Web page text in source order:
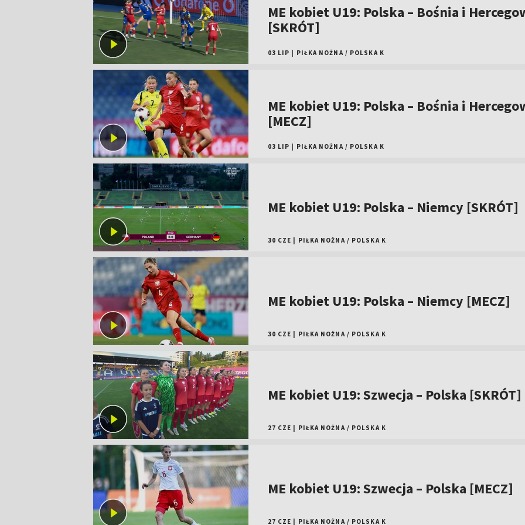
ME kobiet U19: Polska – Bośnia i
[SKRÓT]
03 LIP PIŁKA NOŻNA / POLSKA K
ME kobiet U19: Polska – Bośnia i
[MECZ]
03 LIP PIŁKA NOŻNA / POLSKA K
ME kobiet U19: Polska – Niemcy [SKRÓT]
30 CZE PIŁKA NOŻNA / POLSKA K
ME kobiet U19: Polska – Niemcy [MECZ]
30 CZE PIŁKA NOŻNA / POLSKA K
ME kobiet U19: Szwecja – Polska [SKRÓT]
27 CZE PIŁKA NOŻNA / POLSKA K
ME kobiet U19: Szwecja – Polska [MECZ]
27 CZE PIŁKA NOŻNA / POLSKA K